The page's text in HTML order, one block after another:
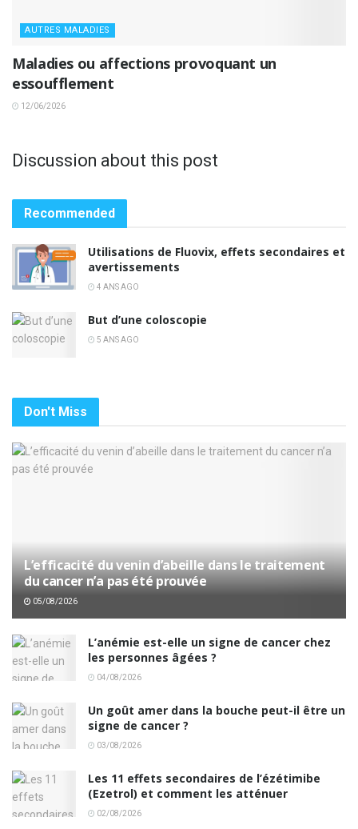
AUTRES MALADIES
Maladies ou affections provoquant un
essoufflement
12/06/2026
Discussion about this post
Recommended
Utilisations de Fluovix, effets secondaires et
avertissements
4 ANS AGO
But d’une coloscopie
5 ANS AGO
Don't Miss
L’efficacité du venin d’abeille dans le traitement
du cancer n’a pas été prouvée
05/08/2026
L’anémie est-elle un signe de cancer chez
les personnes âgées ?
04/08/2026
Un goût amer dans la bouche peut-il être un
signe de cancer ?
03/08/2026
Les 11 effets secondaires de l’ézétimibe
(Ezetrol) et comment les atténuer
02/08/2026